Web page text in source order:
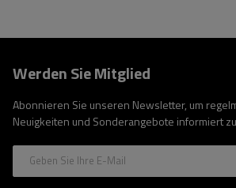
Werden Sie Mitglied
Abonnieren Sie unseren Newsletter, um
Neuigkeiten und Sonderangebote informiert
Geben Sie Ihre E-Mail